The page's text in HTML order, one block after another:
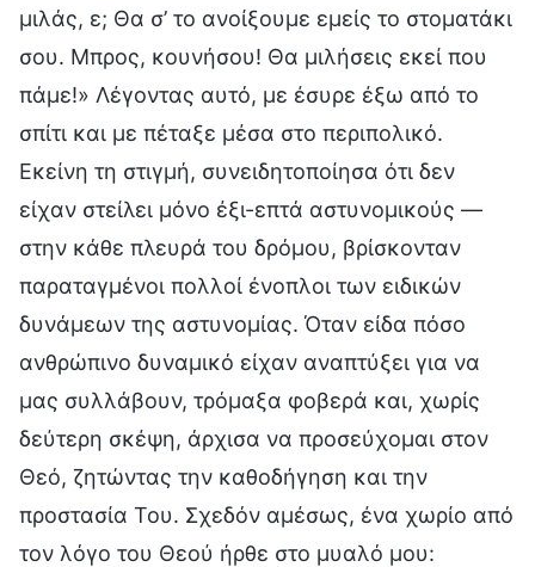
μιλάς, ε; Θα σ’ το ανοίξουμε εμείς το στοματάκι
σου. Μπρος, κουνήσου! Θα μιλήσεις εκεί που
πάμε!» Λέγοντας αυτό, με έσυρε έξω από το
σπίτι και με πέταξε μέσα στο περιπολικό.
Εκείνη τη στιγμή, συνειδητοποίησα ότι δεν
είχαν στείλει μόνο έξι-επτά αστυνομικούς —
στην κάθε πλευρά του δρόμου, βρίσκονταν
παραταγμένοι πολλοί ένοπλοι των ειδικών
δυνάμεων της αστυνομίας. Όταν είδα πόσο
ανθρώπινο δυναμικό είχαν αναπτύξει για να
μας συλλάβουν, τρόμαξα φοβερά και, χωρίς
δεύτερη σκέψη, άρχισα να προσεύχομαι στον
Θεό, ζητώντας την καθοδήγηση και την
προστασία Του. Σχεδόν αμέσως, ένα χωρίο από
τον λόγο του Θεού ήρθε στο μυαλό μου: